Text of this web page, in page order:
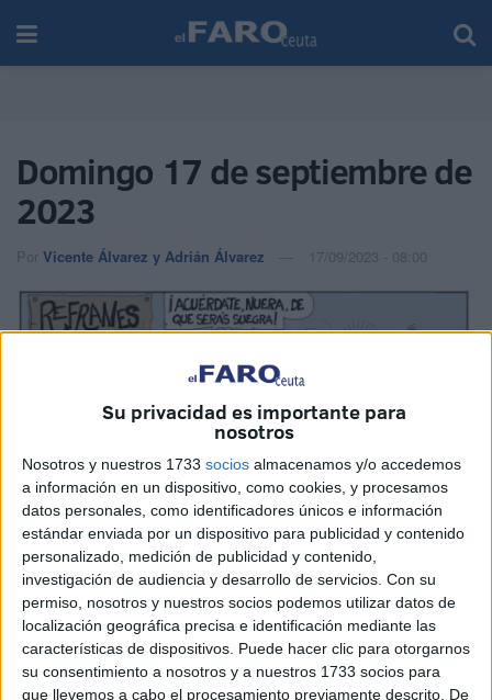
Su privacidad es importante para
nosotros
Nosotros y nuestros 1733 socios almacenamos y/o accedemos
a información en un dispositivo, como cookies, y procesamos
datos personales, como identificadores únicos e información
estándar enviada por un dispositivo para publicidad y contenido
personalizado, medición de publicidad y contenido,
investigación de audiencia y desarrollo de servicios. Con su
permiso, nosotros y nuestros socios podemos utilizar datos de
localización geográfica precisa e identificación mediante las
características de dispositivos. Puede hacer clic para otorgarnos
su consentimiento a nosotros y a nuestros 1733 socios para
que llevemos a cabo el procesamiento previamente descrito. De
Domingo 17 de septiembre de
2023
Por Vicente Álvarez y Adrián Álvarez 17/09/2023 - 08:00
RelatedPosts
Detenido un marroquí: se metió incluso
en la cama de una mujer en el Paseo de
las Palmeras
HACE 5 MINUTOS